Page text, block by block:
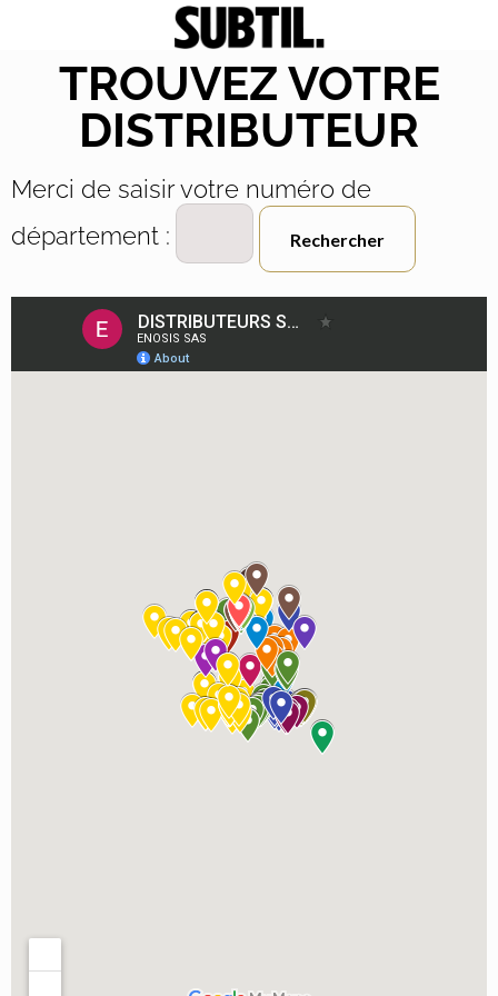
TROUVEZ VOTRE
DISTRIBUTEUR
Merci de saisir votre numéro de
département :